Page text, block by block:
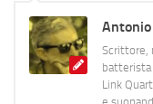
Antonio
Scrittore,
batterista
Link